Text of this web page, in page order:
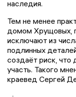
наследия.
Тем не менее
домом Хрущовых,
исключают из
подлинных
создаёт риск, что
участь. Такого
краевед Сергей